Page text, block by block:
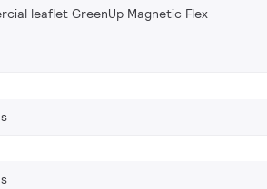
leaflet GreenUp Magnetic Flex